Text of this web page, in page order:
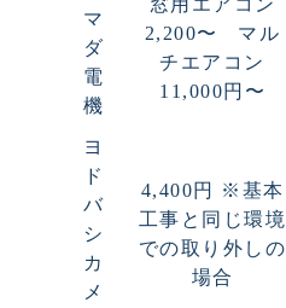
マ
ダ
電
機
2,200〜
マル
チエアコン
11,000円〜
ヨ
ド
バ
シ
カ
メ
4,400円
※基本
工事と同じ環境
での取り外しの
場合